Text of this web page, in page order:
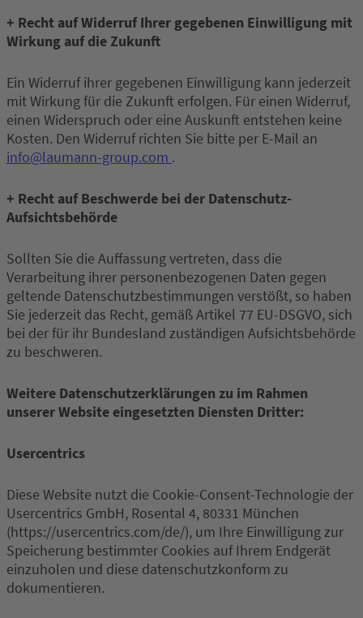
+ Recht auf Widerruf Ihrer gegebenen Einwilligung mit
Wirkung auf die Zukunft
Ein Widerruf ihrer gegebenen Einwilligung kann jederzeit
mit Wirkung für die Zukunft erfolgen. Für einen Widerruf,
einen Widerspruch oder eine Auskunft entstehen keine
Kosten. Den Widerruf richten Sie bitte per E-Mail an
info@laumann-group.com .
+ Recht auf Beschwerde bei der Datenschutz-
Aufsichtsbehörde
Sollten Sie die Auffassung vertreten, dass die
Verarbeitung ihrer personenbezogenen Daten gegen
geltende Datenschutzbestimmungen verstößt, so haben
Sie jederzeit das Recht, gemäß Artikel 77 EU-DSGVO, sich
bei der für ihr Bundesland zuständigen Aufsichtsbehörde
zu beschweren.
Weitere Datenschutzerklärungen zu im Rahmen
unserer Website eingesetzten Diensten Dritter:
Usercentrics
Diese Website nutzt die Cookie-Consent-Technologie der
Usercentrics GmbH, Rosental 4, 80331 München
(https://usercentrics.com/de/), um Ihre Einwilligung zur
Speicherung bestimmter Cookies auf Ihrem Endgerät
einzuholen und diese datenschutzkonform zu
dokumentieren.